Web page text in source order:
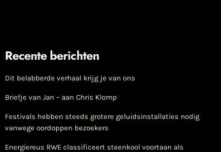
Recente berichten
Dit belabberde verhaal krijg je van ons
Briefje van Jan – aan Chris Klomp
Festivals hebben steeds grotere geluidsinstallaties nodig
vanwege oordoppen bezoekers
Energiereus RWE classificeert steenkool voortaan als